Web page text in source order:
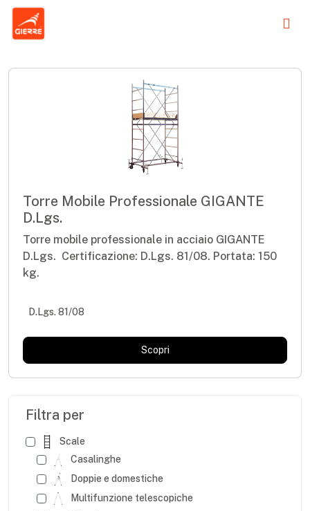
Filtra per
Scale
Casalinghe
Doppie e domestiche
Multifunzione telescopiche
Torre Mobile Professionale GIGANTE
D.Lgs.
Torre mobile professionale in acciaio GIGANTE
D.Lgs. Certificazione: D.Lgs. 81/08. Portata: 150
kg.
D.Lgs. 81/08
Scopri